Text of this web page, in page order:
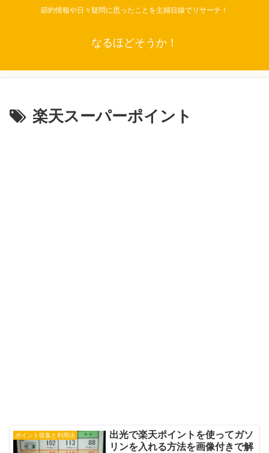
節約情報や日々疑問に思ったことを主婦目線でリサーチ！
なるほどそうか！
楽天スーパーポイント
ポイント収集と利用法
出光で楽天ポイントを使ってガソ
リンを入れる方法を画像付きで解